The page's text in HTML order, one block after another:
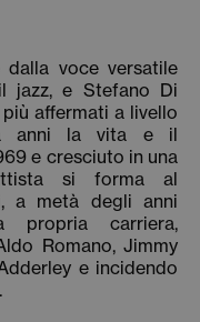
dalla voce versatile
jazz, e Stefano Di
affermati a livello
anni la vita e il
e cresciuto in una
si forma al
a metà degli anni
propria carriera,
Romano, Jimmy
e incidendo